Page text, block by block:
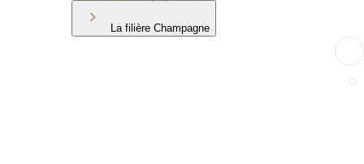
La filière Champagne